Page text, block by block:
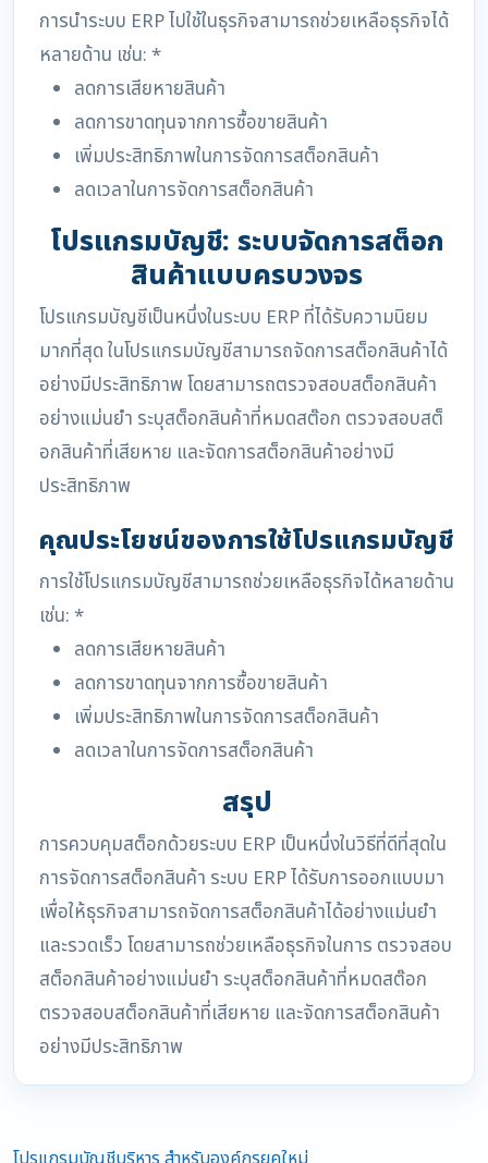
การนำระบบ ERP ไปใช้ในธุรกิจสามารถช่วยเหลือธุรกิจได้
หลายด้าน เช่น: *
ลดการเสียหายสินค้า
ลดการขาดทุนจากการซื้อขายสินค้า
เพิ่มประสิทธิภาพในการจัดการสต็อกสินค้า
ลดเวลาในการจัดการสต็อกสินค้า
โปรแกรมบัญชี: ระบบจัดการสต็อก
สินค้าแบบครบวงจร
โปรแกรมบัญชีเป็นหนึ่งในระบบ ERP ที่ได้รับความนิยม
มากที่สุด ในโปรแกรมบัญชีสามารถจัดการสต็อกสินค้าได้
อย่างมีประสิทธิภาพ โดยสามารถตรวจสอบสต็อกสินค้า
อย่างแม่นยำ ระบุสต็อกสินค้าที่หมดสต๊อก ตรวจสอบสต็
อกสินค้าที่เสียหาย และจัดการสต็อกสินค้าอย่างมี
ประสิทธิภาพ
คุณประโยชน์ของการใช้โปรแกรมบัญชี
การใช้โปรแกรมบัญชีสามารถช่วยเหลือธุรกิจได้หลายด้าน
เช่น: *
ลดการเสียหายสินค้า
ลดการขาดทุนจากการซื้อขายสินค้า
เพิ่มประสิทธิภาพในการจัดการสต็อกสินค้า
ลดเวลาในการจัดการสต็อกสินค้า
สรุป
การควบคุมสต็อกด้วยระบบ ERP เป็นหนึ่งในวิธีที่ดีที่สุดใน
การจัดการสต็อกสินค้า ระบบ ERP ได้รับการออกแบบมา
เพื่อให้ธุรกิจสามารถจัดการสต็อกสินค้าได้อย่างแม่นยำ
และรวดเร็ว โดยสามารถช่วยเหลือธุรกิจในการ ตรวจสอบ
สต็อกสินค้าอย่างแม่นยำ ระบุสต็อกสินค้าที่หมดสต๊อก
ตรวจสอบสต็อกสินค้าที่เสียหาย และจัดการสต็อกสินค้า
อย่างมีประสิทธิภาพ